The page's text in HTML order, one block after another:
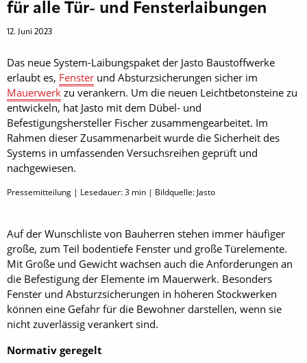
für alle Tür- und Fensterlaibungen
12. Juni 2023
Das neue System-Laibungspaket der Jasto Baustoffwerke
erlaubt es, Fenster und Absturzsicherungen sicher im
Mauerwerk zu verankern. Um die neuen Leichtbetonsteine zu
entwickeln, hat Jasto mit dem Dübel- und
Befestigungshersteller Fischer zusammengearbeitet. Im
Rahmen dieser Zusammenarbeit wurde die Sicherheit des
Systems in umfassenden Versuchsreihen geprüft und
nachgewiesen.
Pressemitteilung | Lesedauer:3 min | Bildquelle: Jasto
Auf der Wunschliste von Bauherren stehen immer häufiger
große, zum Teil bodentiefe Fenster und große Türelemente.
Mit Größe und Gewicht wachsen auch die Anforderungen an
die Befestigung der Elemente im Mauerwerk. Besonders
Fenster und Absturzsicherungen in höheren Stockwerken
können eine Gefahr für die Bewohner darstellen, wenn sie
nicht zuverlässig verankert sind.
Normativ geregelt